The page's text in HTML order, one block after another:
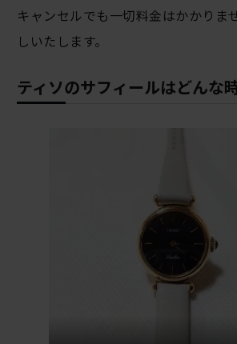
キャンセルでも一切料金はかかりま
しいたします。
ティソのサフィールはどんな